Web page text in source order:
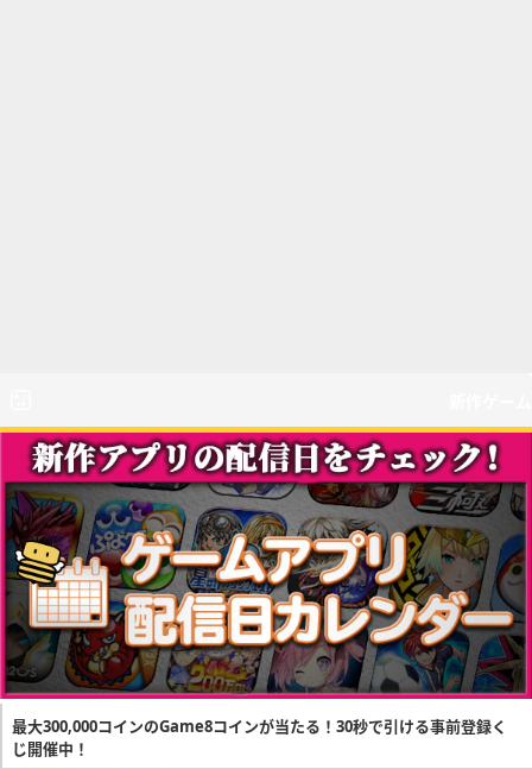
最大300,000コインのGame8コインが当たる！30秒で引ける事前登録く
じ開催中！